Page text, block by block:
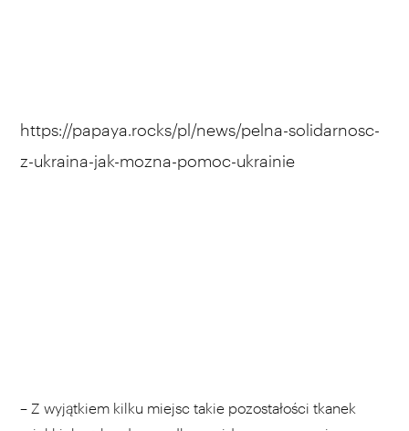
https://papaya.rocks/pl/news/pelna-solidarnosc-
z-ukraina-jak-mozna-pomoc-ukrainie
– Z wyjątkiem kilku miejsc takie pozostałości tkanek